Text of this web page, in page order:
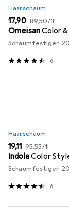
Haarschaum
EUR
17,90 EUR
89,50/1l
OmeisanColor
Schaumfestiger,
6
Haarschaum
EUR
19,11 EUR
95,55/1l
IndolaColor
Schaumfestiger,
6